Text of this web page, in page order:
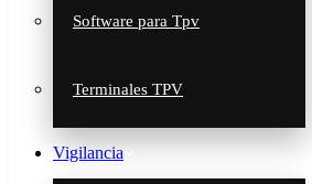
Software para Tpv
Terminales TPV
Vigilancia